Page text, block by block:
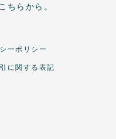
ちらから。
ーポリシー
に関する表記